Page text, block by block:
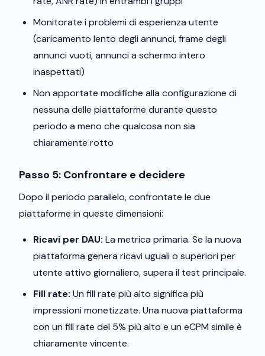
Monitorate i problemi di esperienza utente
(caricamento lento degli annunci, frame degli
annunci vuoti, annunci a schermo intero
inaspettati)
Non apportate modifiche alla configurazione di
nessuna delle piattaforme durante questo
periodo a meno che qualcosa non sia
chiaramente rotto
Passo 5: Confrontare e decidere
Dopo il periodo parallelo, confrontate le due
piattaforme in queste dimensioni:
Ricavi per DAU: La metrica primaria. Se la nuova
piattaforma genera ricavi uguali o superiori per
utente attivo giornaliero, supera il test principale.
Fill rate: Un fill rate più alto significa più
impressioni monetizzate. Una nuova piattaforma
con un fill rate del 5% più alto e un eCPM simile è
chiaramente vincente.